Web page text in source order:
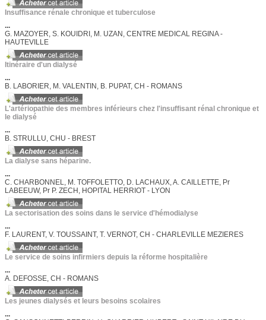
Insuffisance rénale chronique et tuberculose
...
G. MAZOYER, S. KOUIDRI, M. UZAN, CENTRE MEDICAL REGINA -
HAUTEVILLE
Itinéraire d'un dialysé
...
B. LABORIER, M. VALENTIN, B. PUPAT, CH - ROMANS
L'artériopathie des membres inférieurs chez l'insuffisant rénal chronique et
le dialysé
...
B. STRULLU, CHU - BREST
La dialyse sans héparine.
...
C. CHARBONNEL, M. TOFFOLETTO, D. LACHAUX, A. CAILLETTE, Pr
LABEEUW, Pr P. ZECH, HOPITAL HERRIOT - LYON
La sectorisation des soins dans le service d'hémodialyse
...
F. LAURENT, V. TOUSSAINT, T. VERNOT, CH - CHARLEVILLE MEZIERES
Le service de soins infirmiers depuis la réforme hospitalière
...
A. DEFOSSE, CH - ROMANS
Les jeunes dialysés et leurs besoins scolaires
...